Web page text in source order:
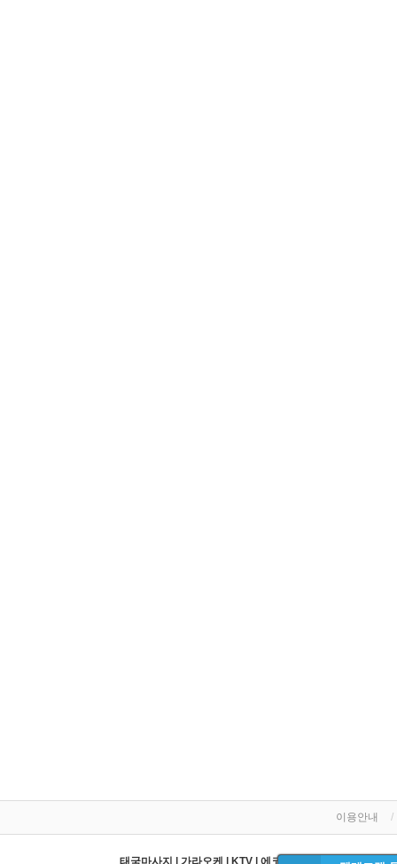
이용안내
태국마사지 | 가라오케 | KTV | 에코걸 | 황제투어 | 패키지